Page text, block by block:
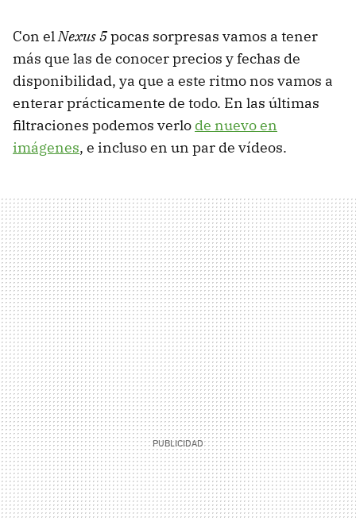
Con elNexus 5pocas sorpresas vamos a tener
más que las de conocer precios y fechas de
disponibilidad, ya que a este ritmo nos vamos a
enterar prácticamente de todo. En las últimas
filtraciones podemos verlo de nuevo en
imágenes, e incluso en un par de vídeos.